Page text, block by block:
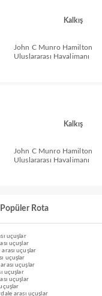
Kalkış
John C Munro Hamilton
Uluslararası Havalimanı
Kalkış
John C Munro Hamilton
Uluslararası Havalimanı
Rota
uçuşlar
uçuşlar
uçuşlar
uçuşlar
uçuşlar
uçuşlar
uçuşlar
arası uçuşlar